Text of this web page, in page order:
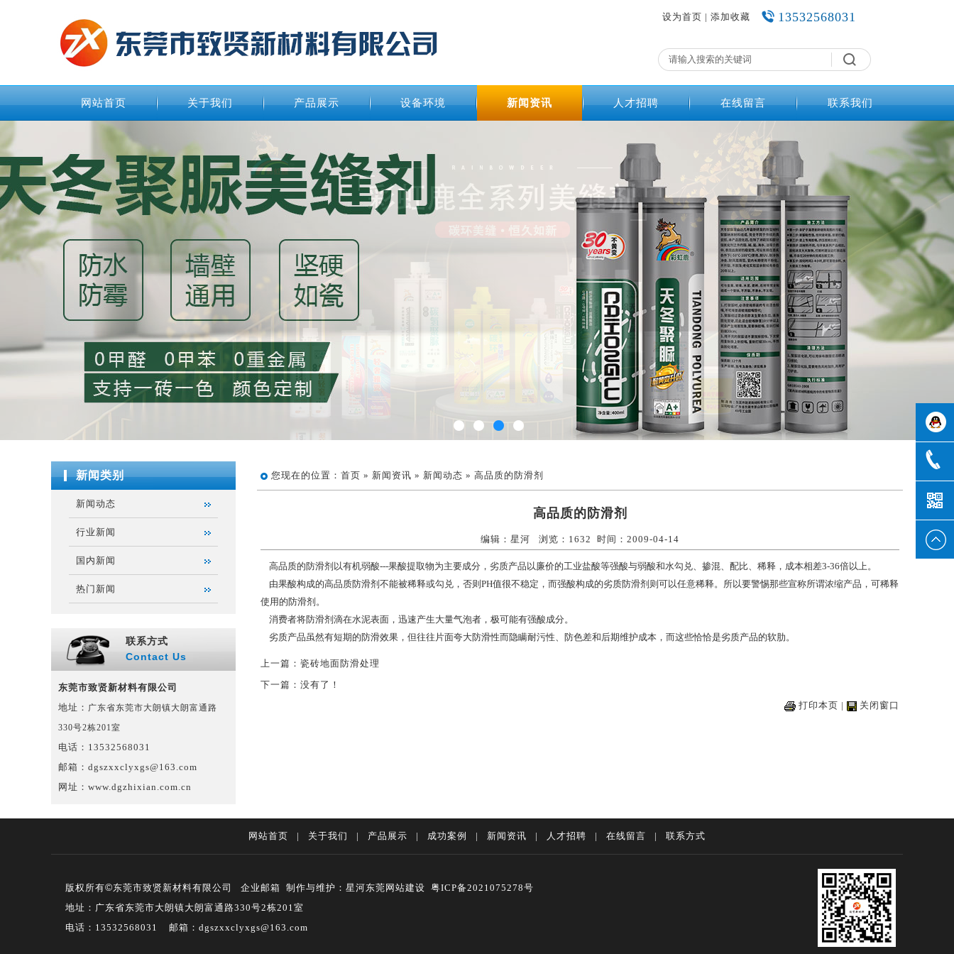
设为首页 | 添加收藏 13532568031
网站首页 关于我们 产品展示 设备环境 新闻资讯 人才招聘 在线留言 联系我们
新闻类别
新闻动态
行业新闻
国内新闻
热门新闻
联系方式
Contact Us
东莞市致贤新材料有限公司
地址： 广东省东莞市大朗镇大朗富通路
330号2栋201室
电话：13532568031
邮箱： dgszxxclyxgs@163.com
网址： www.dgzhixian.com.cn
您现在的位置： 首页 » 新闻资讯 » 新闻动态 » 高品质的防滑剂
高品质的防滑剂
编辑：星河 浏览：1632 时间：2009-04-14
高品质的防滑剂以有机弱酸---果酸提取物为主要成分，劣质产品以廉价的工业盐酸等强酸与弱酸和水勾兑、掺混、配比、稀释，成本相差3-36倍以上。
由果酸构成的高品质防滑剂不能被稀释或勾兑，否则PH值很不稳定，而强酸构成的劣质防滑剂则可以任意稀释。所以要警惕那些宣称所谓浓缩产品，可稀释
使用的防滑剂。
消费者将防滑剂滴在水泥表面，迅速产生大量气泡者，极可能有强酸成分。
劣质产品虽然有短期的防滑效果，但往往片面夸大防滑性而隐瞒耐污性、防色差和后期维护成本，而这些恰恰是劣质产品的软肋。
上一篇： 瓷砖地面防滑处理
下一篇：没有了！
打印本页 | 关闭窗口
网站首页 | 关于我们 | 产品展示 | 成功案例 | 新闻资讯 | 人才招聘 | 在线留言 | 联系方式
版权所有©东莞市致贤新材料有限公司 企业邮箱 制作与维护：星河东莞网站建设 粤ICP备2021075278号
地址：广东省东莞市大朗镇大朗富通路330号2栋201室
电话：13532568031 邮箱：dgszxxclyxgs@163.com
致贤客